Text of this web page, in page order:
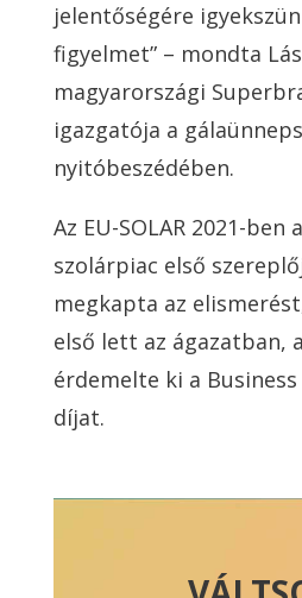
jelentőségére
figyelmet” – mondta
magyarországi
igazgatója a
nyitóbeszédében.
Az EU-SOLAR 2021-
szolárpiac első
megkapta az
első lett az ágazatban,
érdemelte ki a
díjat.